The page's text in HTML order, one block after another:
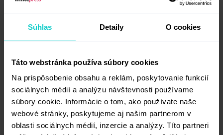
Súhlas Detaily O cookies
Táto webstránka používa súbory cookies
Na prispôsobenie obsahu a reklám, poskytovanie funkcií
sociálnych médií a analýzu návštevnosti používame
súbory cookie. Informácie o tom, ako používate naše
webové stránky, poskytujeme aj našim partnerom v
oblasti sociálnych médií, inzercie a analýzy. Títo partneri